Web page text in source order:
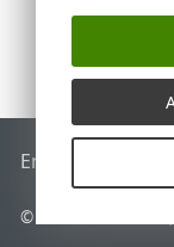
End of Life
© 1992 - 2026